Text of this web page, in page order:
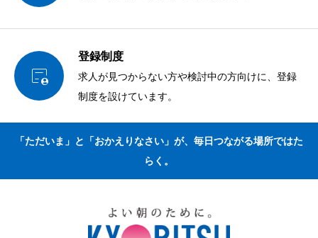

登録制度
求人が見つからない方や検討中の方向けに、登録
制度を設けています。
「ただいま」と「おかえりなさい」が、毎日つながる場所ではた
らく。